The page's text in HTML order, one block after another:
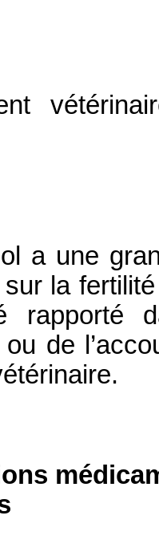
a une
sur la
rapporté
ou de